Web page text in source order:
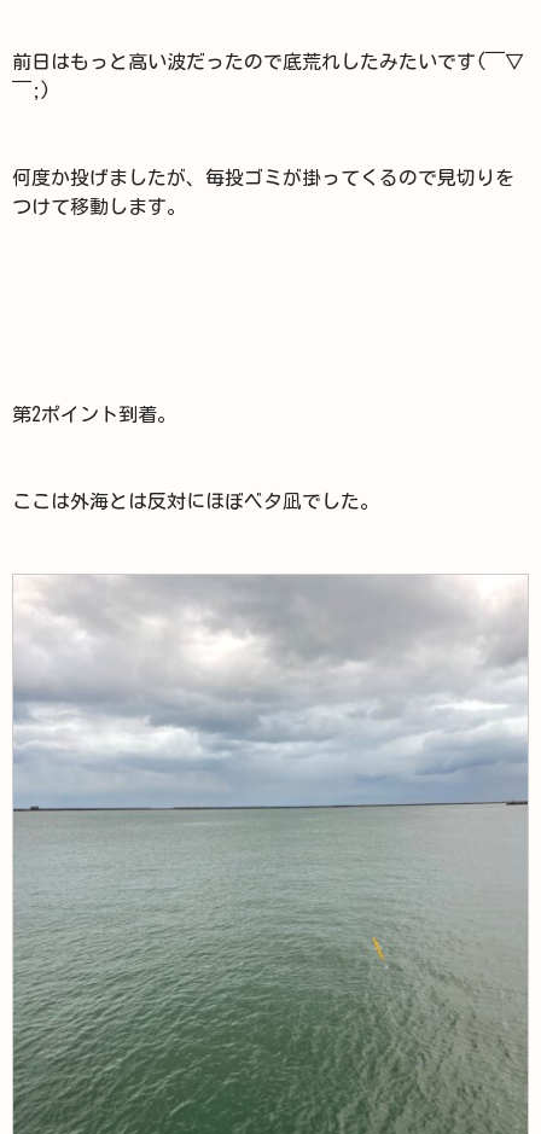
前日はもっと高い波だったので底荒れしたみたいです(￣▽
￣;)
何度か投げましたが、毎投ゴミが掛ってくるので見切りを
つけて移動します。
第2ポイント到着。
ここは外海とは反対にほぼベタ凪でした。